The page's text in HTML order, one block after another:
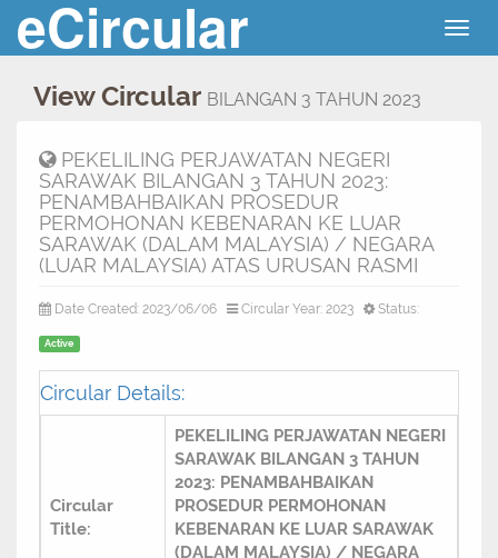
eCircular
View Circular BILANGAN 3 TAHUN 2023
PEKELILING PERJAWATAN NEGERI
SARAWAK BILANGAN 3 TAHUN 2023:
PENAMBAHBAIKAN PROSEDUR
PERMOHONAN KEBENARAN KE LUAR
SARAWAK (DALAM MALAYSIA) / NEGARA
(LUAR MALAYSIA) ATAS URUSAN RASMI
Date Created: 2023/06/06 Circular Year: 2023 Status:
Active
Circular Details:
Circular
Title:
PEKELILING PERJAWATAN NEGERI
SARAWAK BILANGAN 3 TAHUN
2023: PENAMBAHBAIKAN
PROSEDUR PERMOHONAN
KEBENARAN KE LUAR SARAWAK
(DALAM MALAYSIA) / NEGARA